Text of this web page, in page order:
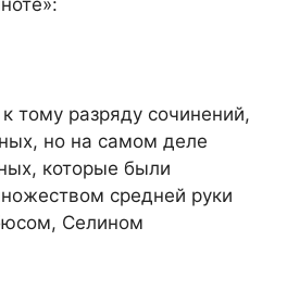
тому разряду сочинений,
но на самом деле
которые были
средней руки
Селином